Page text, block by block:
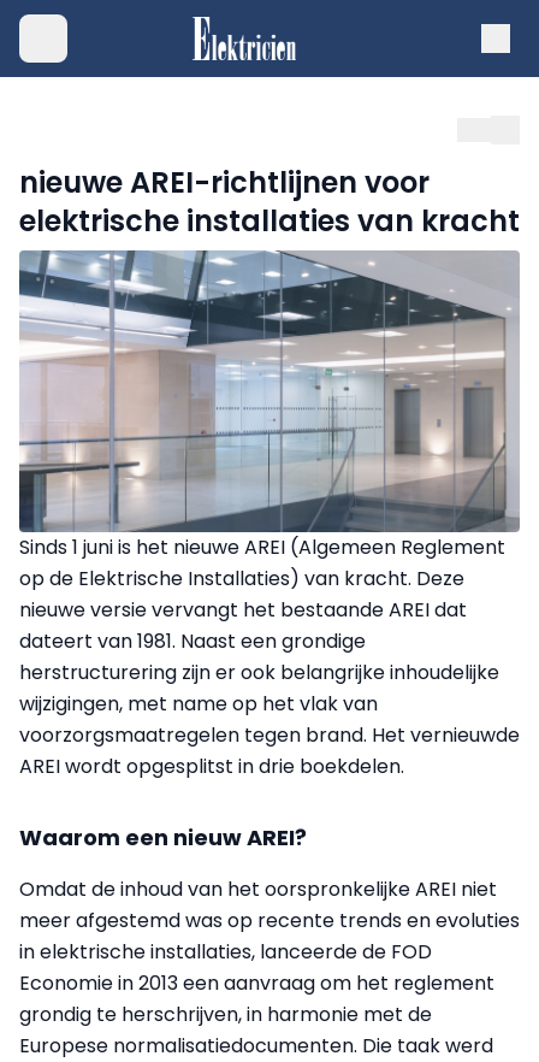
nieuwe AREI-richtlijnen voor
elektrische installaties van kracht
Sinds 1 juni is het nieuwe AREI (Algemeen Reglement
op de Elektrische Installaties) van kracht. Deze
nieuwe versie vervangt het bestaande AREI dat
dateert van 1981. Naast een grondige
herstructurering zijn er ook belangrijke inhoudelijke
wijzigingen, met name op het vlak van
voorzorgsmaatregelen tegen brand. Het vernieuwde
AREI wordt opgesplitst in drie boekdelen.
Waarom een nieuw AREI?
Omdat de inhoud van het oorspronkelijke AREI niet
meer afgestemd was op recente trends en evoluties
in elektrische installaties, lanceerde de FOD
Economie in 2013 een aanvraag om het reglement
grondig te herschrijven, in harmonie met de
Europese normalisatiedocumenten. Die taak werd